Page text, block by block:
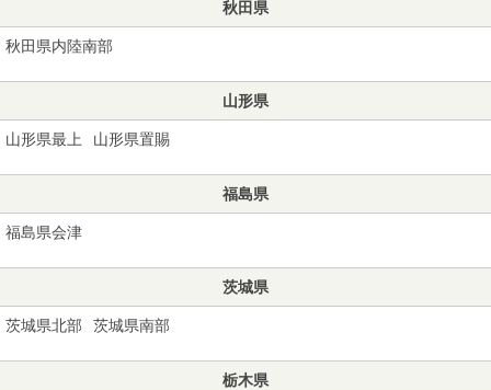
秋田県
秋田県内陸南部
山形県
山形県最上 山形県置賜
福島県
福島県会津
茨城県
茨城県北部 茨城県南部
栃木県